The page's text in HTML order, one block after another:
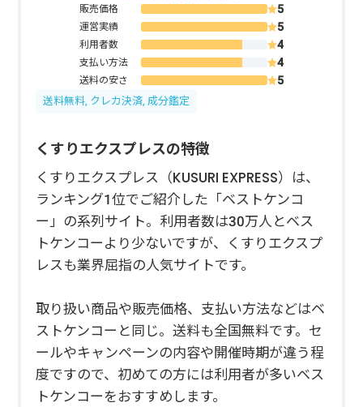
販売価格
運営実績
利用者数
支払い方法
送料の安さ
送料無料, クレカ決済, 成分鑑定
くすりエクスプレスの特徴
くすりエクスプレス（KUSURI EXPRESS）は、
ランキング1位でご紹介した「ベストケンコ
ー」の系列サイト。利用者数は30万人とベス
トケンコーより少ないですが、くすりエクスプ
レスも業界屈指の人気サイトです。
取り扱い商品や販売価格、支払い方法などはベ
ストケンコーと同じ。送料も全国無料です。セ
ールやキャンペーンの内容や開催時期が違う程
度ですので、初めての方には利用者が多いベス
トケンコーをおすすめします。